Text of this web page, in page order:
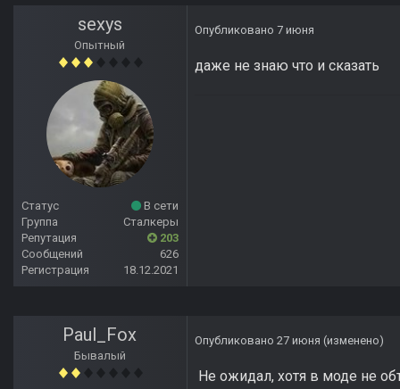
sexys
Опытный
Статус
В сети
Группа
Сталкеры
Репутация
203
Сообщений
626
Регистрация
18.12.2021
Опубликовано 7 июня
даже не знаю что и сказать
Paul_Fox
Бывалый
Опубликовано 27 июня (изменено)
Не ожидал, хотя в моде не